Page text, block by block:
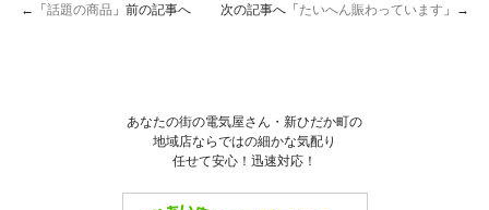
←「話題の商品 」前の記事へ 次の記事へ「たいへん賑わっています 」→
あなたの街の電気屋さん・新ひだか町の
地域店ならではの細かな気配り
任せて安心！迅速対応！